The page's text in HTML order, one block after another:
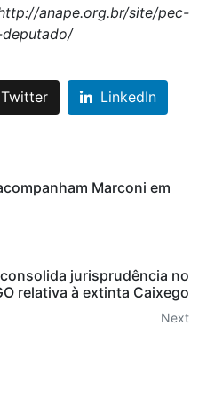
anape.org.br/site/pec-
Twitter LinkedIn
Marconi em
jurisprudência no
relativa à extinta Caixego
Next